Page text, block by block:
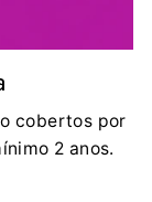
cobertos por
2 anos.